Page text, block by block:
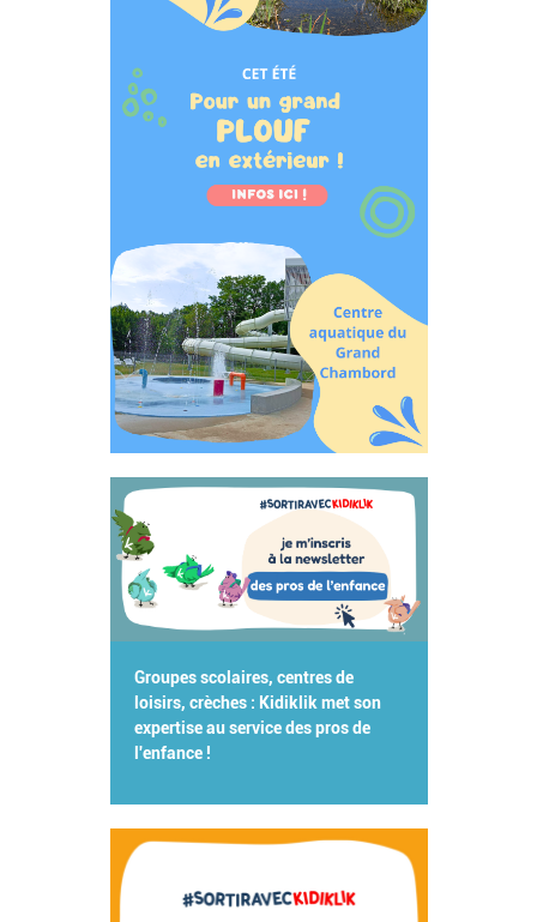
Groupes scolaires, centres de
loisirs, crèches : Kidiklik met son
expertise au service des pros de
l'enfance !